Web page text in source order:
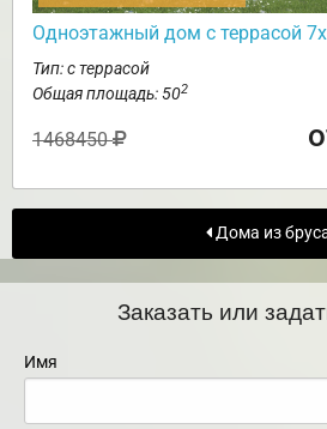
Одноэтажный дом с террасой
Тип: с террасой
Общая площадь: 502
1468450
Дома из
Заказать или
Имя